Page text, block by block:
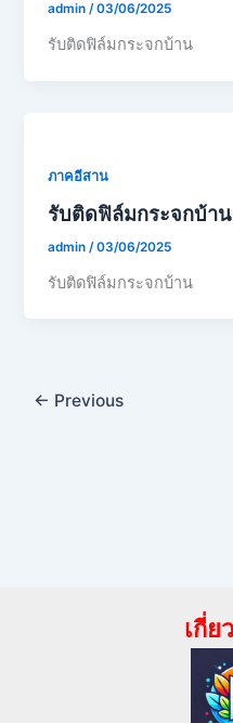
admin/03/06/2025
รับติดฟิล์มกระจกบ้าน
ภาคอีสาน
รับติดฟิล์มกระจกบ้า
admin /03/06/2025
รับติดฟิล์มกระจกบ้าน
← Previous
เกี่ย